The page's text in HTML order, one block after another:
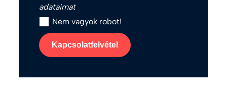
adataimat
Nem vagyok robot!
Kapcsolatfelvétel